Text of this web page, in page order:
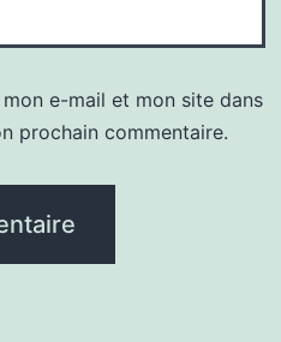
e-mail et mon site dans
prochain commentaire.